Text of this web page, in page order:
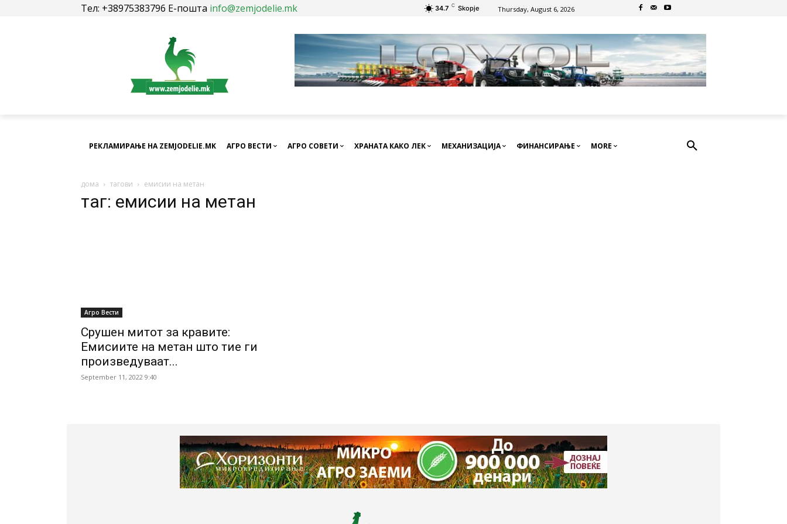
Тел: +38975383796 Е-пошта info@zemjodelie.mk 34.7 C Skopje Thursday, August 6, 2026
РЕКЛАМИРАЊЕ НА ZEMJODELIE.MK АГРО ВЕСТИ АГРО СОВЕТИ ХРАНАТА КАКО ЛЕК МЕХАНИЗАЦИЈА ФИНАНСИРАЊЕ MORE
дома тагови емисии на метан
таг: емисии на метан
Агро Вести
Срушен митот за кравите:
Емисиите на метан што тие ги
произведуваат...
September 11, 2022 9:40